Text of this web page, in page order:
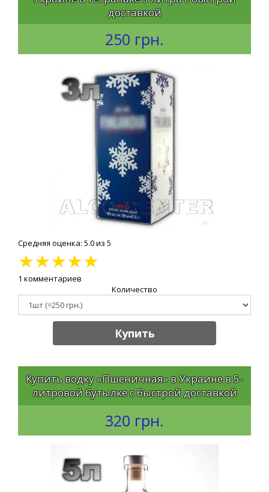
доставкой
250 грн.
Средняя оценка: 5.0 из 5
★★★★★
1 комментариев
Количество
Купить
Купить водку «Пшеничная» в Украине в 5-
литровой бутылке с быстрой доставкой
320 грн.